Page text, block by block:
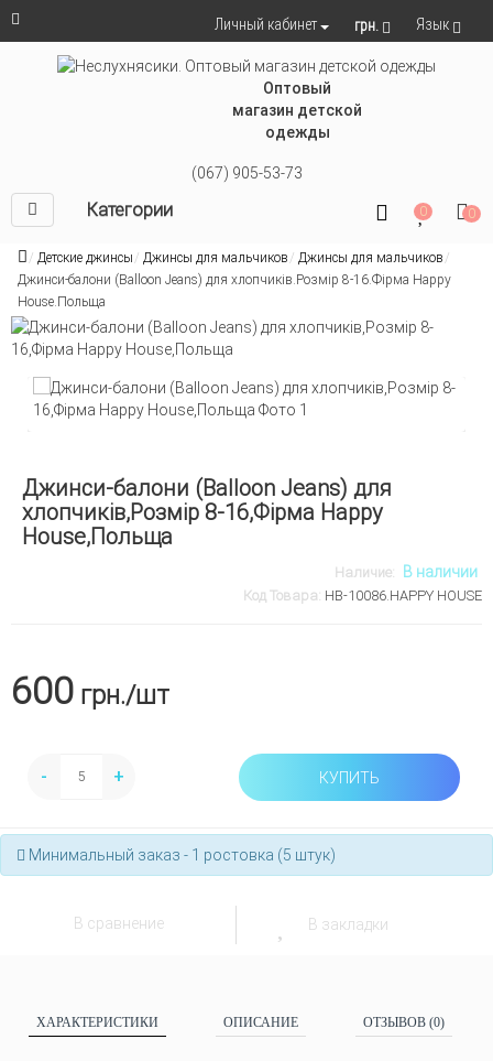
Личный кабинет грн. Язык
Оптовый
магазин детской
одежды
(067) 905-53-73
Категории 0 0
Детские джинсы Джинсы для мальчиков
Джинсы для мальчиков
Джинси-балони (Balloon Jeans) для хлопчиків.Розмір 8-16.Фірма Happy
House.Польща
Джинси-балони (Balloon Jeans) для
хлопчиків,Розмір 8-16,Фірма Happy
House,Польща
Наличие: В наличии
Код Товара: HB-10086.HАPPY HOUSE
600 грн./шт
- + КУПИТЬ
Минимальный заказ - 1 ростовка (5 штук)
В сравнение В закладки
ХАРАКТЕРИСТИКИ ОПИСАНИЕ ОТЗЫВОВ (0)